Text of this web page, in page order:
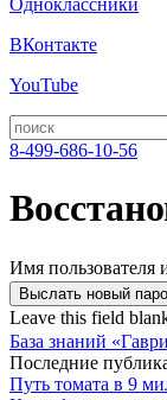
ВКонтакте
YouTube
8-499-686-10-56
Имя пользователя
Leave this field
База знаний
Последние
Путь томата в 9